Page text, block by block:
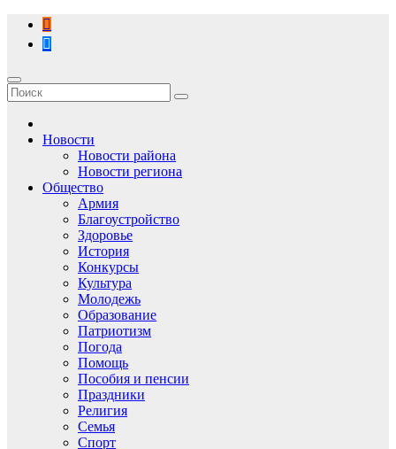
Перейти
содержимому
Новости
Новости района
Новости региона
Общество
Армия
Благоустройство
Здоровье
История
Конкурсы
Культура
Молодежь
Образование
Патриотизм
Погода
Помощь
Пособия и пенсии
Праздники
Религия
Семья
Спорт